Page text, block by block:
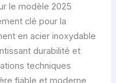
le modèle 2025
clé pour la
en acier inoxydable
durabilité et
techniques
fiable et moderne